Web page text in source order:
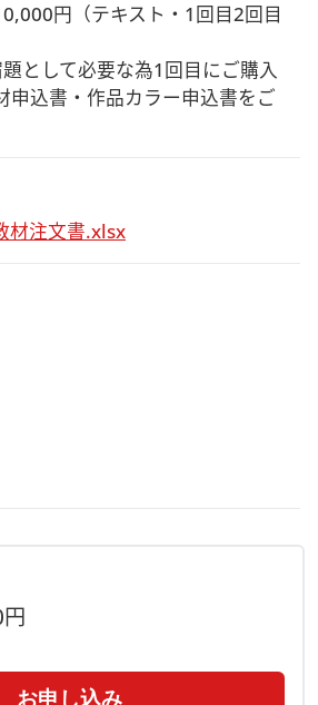
円（テキスト・1回目2回目
として必要な為1回目にご購入
込書・作品カラー申込書をご
注文書.xlsx
お申し込み